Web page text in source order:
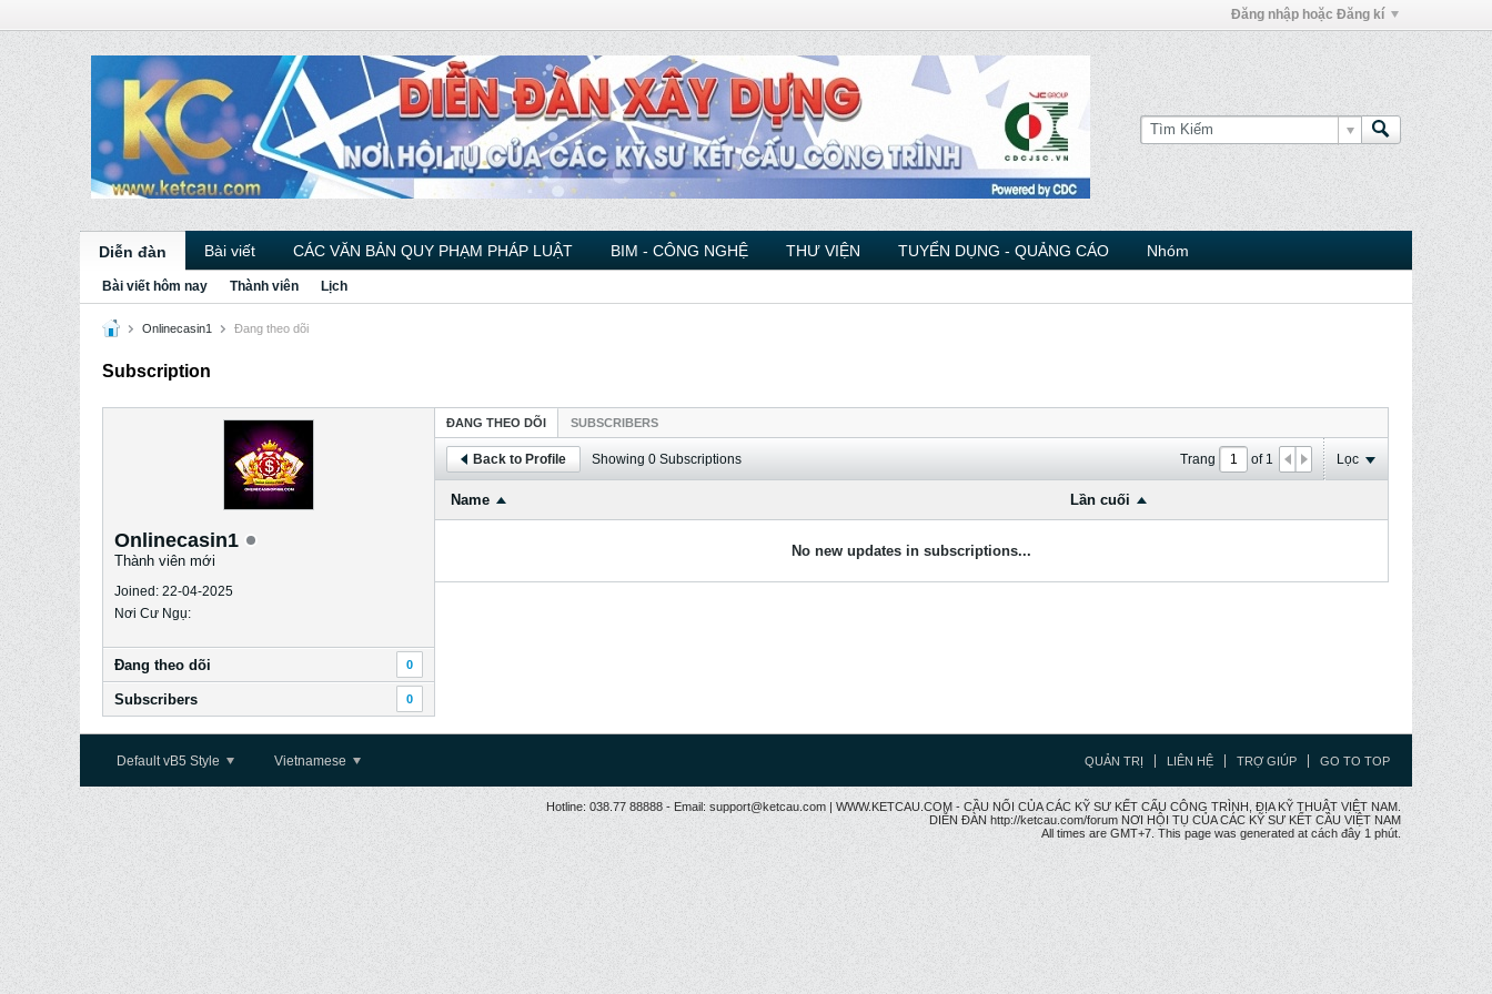
Đăng nhập hoặc Đăng kí
Diễn đàn Bài viết CÁC VĂN BẢN QUY PHẠM PHÁP LUẬT BIM - CÔNG NGHỆ THƯ VIỆN TUYỂN DỤNG - QUẢNG CÁO Nhóm
Bài viết hôm nay Thành viên Lịch
Onlinecasin1 Ðang theo dõi
Subscription
Onlinecasin1
Thành viên mới
Joined: 22-04-2025
Nơi Cư Ngụ:
Ðang theo dõi 0
Subscribers 0
ÐANG THEO DÕI SUBSCRIBERS
Back to Profile Showing 0 Subscriptions Trang of 1 Lọc
Name Lần cuối
No new updates in subscriptions...
Default vB5 Style Vietnamese QUẢN TRỊ LIÊN HỆ TRỢ GIÚP GO TO TOP
Hotline: 038.77 88888 - Email: support@ketcau.com | WWW.KETCAU.COM - CẦU NỐI CỦA CÁC KỸ SƯ KẾT CẤU CÔNG TRÌNH, ĐỊA KỸ THUẬT VIỆT NAM.
DIỄN ĐÀN http://ketcau.com/forum NƠI HỘI TỤ CỦA CÁC KỸ SƯ KẾT CÂU VIỆT NAM
All times are GMT+7. This page was generated at cách đây 1 phút.